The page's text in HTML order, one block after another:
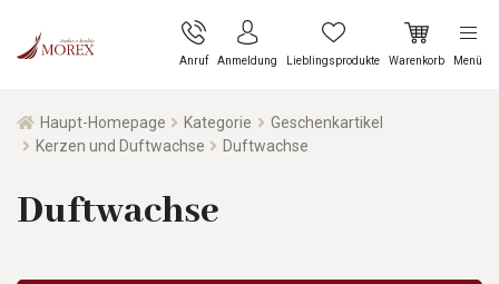
Anruf Anmeldung Lieblingsprodukte Warenkorb Menü
Haupt-Homepage Kategorie
Geschenkartikel
Kerzen und Duftwachse
Duftwachse
Duftwachse